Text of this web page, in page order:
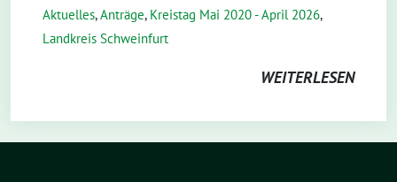
Aktuelles,Anträge, Kreistag Mai 2020 - April 2026,
Landkreis Schweinfurt
WEITERLESEN